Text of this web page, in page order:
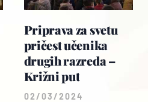
Priprava za svetu
pričest učenika
drugih razreda –
Križni put
02/03/2024